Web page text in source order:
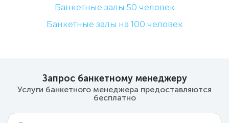
Банкетные залы 50 человек
Банкетные залы на 100 человек
Запрос банкетному менеджеру
Услуги банкетного менеджера предоставляются
бесплатно